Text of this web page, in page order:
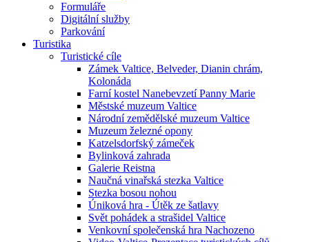
Formuláře
Digitální služby
Parkování
Turistika
Turistické cíle
Zámek Valtice, Belveder, Dianin chrám,
Kolonáda
Farní kostel Nanebevzetí Panny Marie
Městské muzeum Valtice
Národní zemědělské muzeum Valtice
Muzeum železné opony
Katzelsdorfský zámeček
Bylinková zahrada
Galerie Reistna
Naučná vinařská stezka Valtice
Stezka bosou nohou
Úniková hra - Útěk ze šatlavy
Svět pohádek a strašidel Valtice
Venkovní společenská hra Nachozeno